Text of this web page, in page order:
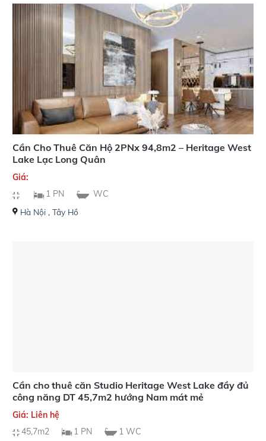
Cần Cho Thuê Căn Hộ 2PNx 94,8m2 – Heritage West
Lake Lạc Long Quân
Giá:
1 PN
WC
Hà Nội, Tây Hồ
Cần cho thuê căn Studio Heritage West Lake đầy đủ
công năng DT 45,7m2 hướng Nam mát mẻ
Giá: Liên hệ
45,7m2
1 PN 1 WC